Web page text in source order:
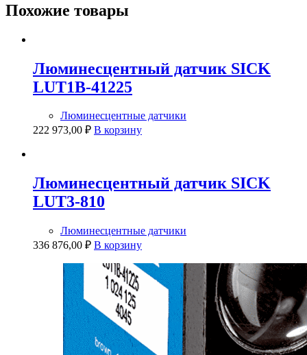
Похожие товары
Люминесцентный датчик SICK
LUT1B-41225
Люминесцентные датчики
222 973,00 ₽ В корзину
Люминесцентный датчик SICK
LUT3-810
Люминесцентные датчики
336 876,00 ₽ В корзину